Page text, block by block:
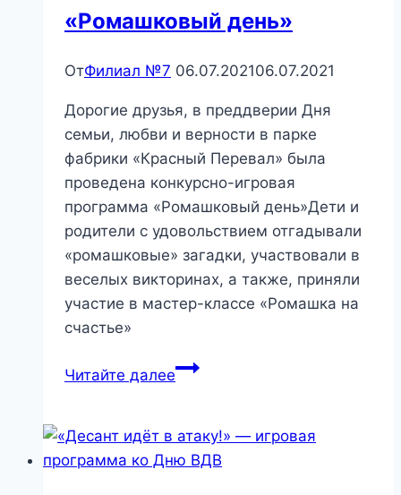
«Ромашковый день»
ОтФилиал №7 06.07.202106.07.2021
Дорогие друзья, в преддверии Дня
семьи, любви и верности в парке
фабрики «Красный Перевал» была
проведена конкурсно-игровая
программа «Ромашковый день»Дети и
родители с удовольствием отгадывали
«ромашковые» загадки, участвовали в
веселых викторинах, а также, приняли
участие в мастер-классе «Ромашка на
счастье»
Читайте далее«Ромашковый